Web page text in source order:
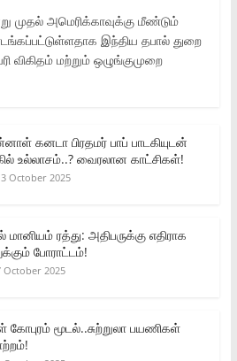
முதல் அமெரிக்காவுக்கு மீண்டும்
இந்திய தபால் துறை
விகிதம் மற்றும் ஒழுங்குமுறை
கனடா பிரதமர் பாப் பாடகியுடன்
உல்லாசம்..? வைரலான காட்சிகள்!
October 2025
மானியம் ரத்து: அதிபருக்கு எதிராக
போராட்டம்!
October 2025
கோபுரம் மூடல்..சுற்றுலா பயணிகள்